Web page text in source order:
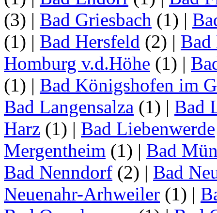
(3) | Bad Griesbach (1) |
(1) | Bad Hersfeld (2) | Bad
Homburg v.d.Höhe (1) |
(1) | Bad Königshofen im
Bad Langensalza (1) | Bad
Harz (1) | Bad Liebenwerde
Mergentheim (1) | Bad
Bad Nenndorf (2) | Bad
Neuenahr-Arhweiler (1) |